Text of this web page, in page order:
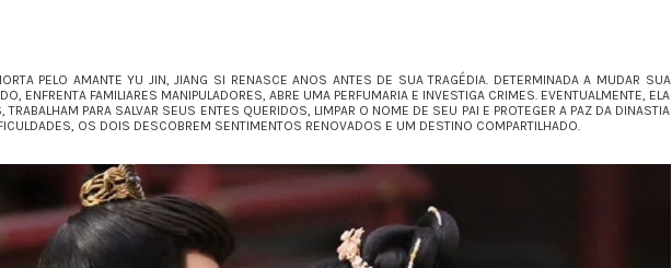
PELO AMANTE YU JIN, JIANG SI RENASCE ANOS ANTES DE SUA TRAGÉDIA. DETERMINADA A MUDAR SUA
ENFRENTA FAMILIARES MANIPULADORES, ABRE UMA PERFUMARIA E INVESTIGA CRIMES. EVENTUALMENTE, ELA
PARA SALVAR SEUS ENTES QUERIDOS, LIMPAR O NOME DE SEU PAI E PROTEGER A PAZ DA DINASTIA
OS DOIS DESCOBREM SENTIMENTOS RENOVADOS E UM DESTINO COMPARTILHADO.